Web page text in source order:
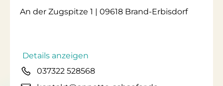
An der Zugspitze 1 | 09618 Brand-Erbisdorf
Details anzeigen
037322 528568